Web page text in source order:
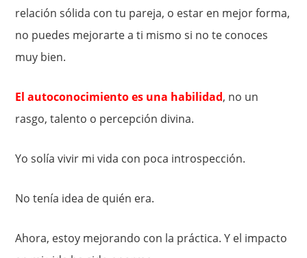
relación sólida con tu pareja, o estar en mejor forma,
no puedes mejorarte a ti mismo si no te conoces
muy bien.
El autoconocimiento es una habilidad, no un
rasgo, talento o percepción divina.
Yo solía ​​vivir mi vida con poca introspección.
No tenía idea de quién era.
Ahora, estoy mejorando con la práctica. Y el impacto